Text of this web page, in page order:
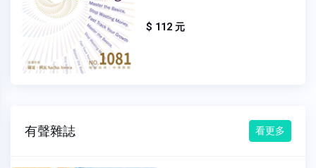
$ 112 元
有聲雜誌 看更多